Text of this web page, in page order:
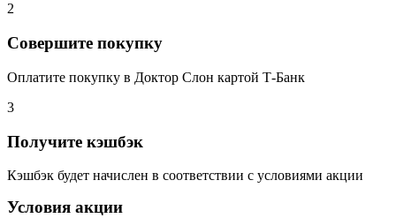
2
Совершите покупку
Оплатите покупку в Доктор Слон картой Т-Банк
3
Получите кэшбэк
Кэшбэк будет начислен в соответствии с условиями акции
Условия акции